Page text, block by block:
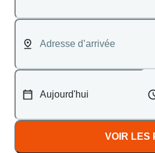
VOIR LES